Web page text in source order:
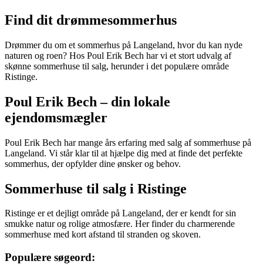
Find dit drømmesommerhus
Drømmer du om et sommerhus på Langeland, hvor du kan nyde
naturen og roen? Hos Poul Erik Bech har vi et stort udvalg af
skønne sommerhuse til salg, herunder i det populære område
Ristinge.
Poul Erik Bech – din lokale
ejendomsmægler
Poul Erik Bech har mange års erfaring med salg af sommerhuse på
Langeland. Vi står klar til at hjælpe dig med at finde det perfekte
sommerhus, der opfylder dine ønsker og behov.
Sommerhuse til salg i Ristinge
Ristinge er et dejligt område på Langeland, der er kendt for sin
smukke natur og rolige atmosfære. Her finder du charmerende
sommerhuse med kort afstand til stranden og skoven.
Populære søgeord: